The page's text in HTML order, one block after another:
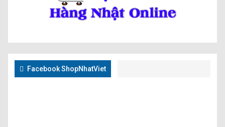
Facebook ShopNhatViet